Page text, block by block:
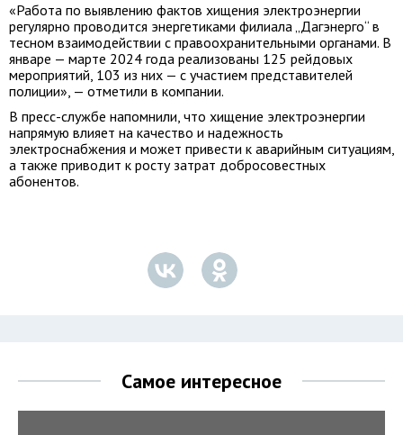
«Работа по выявлению фактов хищения электроэнергии
регулярно проводится энергетиками филиала „Дагэнерго“ в
тесном взаимодействии с правоохранительными органами. В
январе — марте 2024 года реализованы 125 рейдовых
мероприятий, 103 из них — с участием представителей
полиции», — отметили в компании.
В пресс-службе напомнили, что хищение электроэнергии
напрямую влияет на качество и надежность
электроснабжения и может привести к аварийным ситуациям,
а также приводит к росту затрат добросовестных
абонентов.
Самое интересное